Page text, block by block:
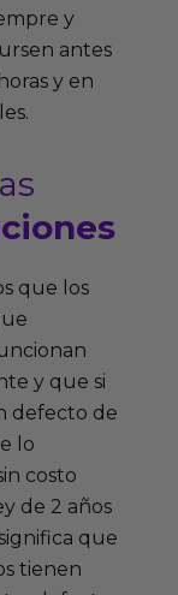
y
antes
y en
que los
y que si
defecto de
lo
costo
de 2 años
que
tienen